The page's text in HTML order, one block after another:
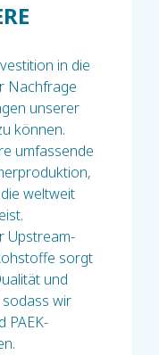
in die
Nachfrage
unserer
können.
umfassende
weltweit
Upstream-
sorgt
und
wir
PAEK-